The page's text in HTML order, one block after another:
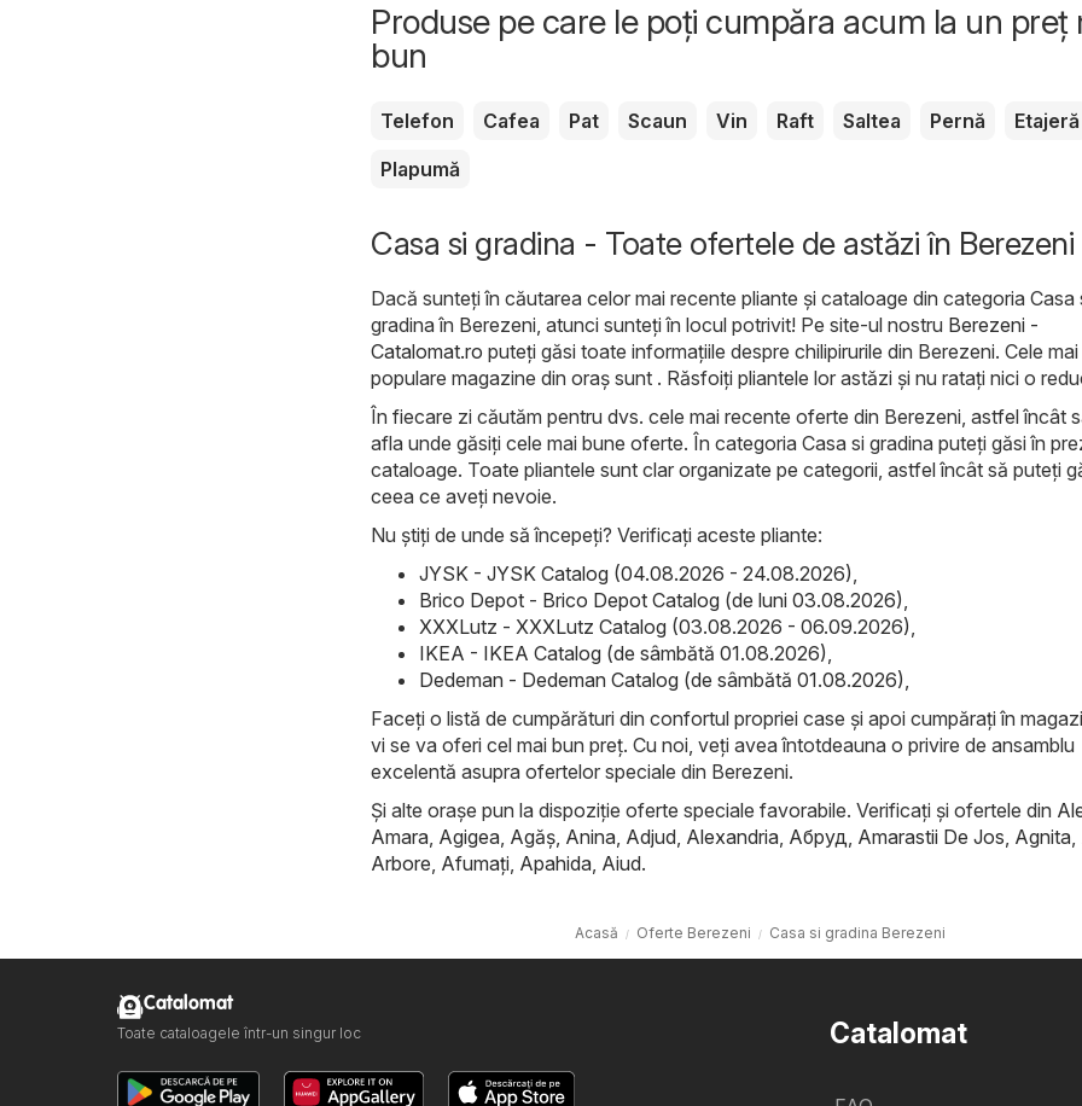
Produse pe care le poți cumpăra acum la un preț
bun
Telefon Cafea Pat Scaun Vin Raft Saltea Pernă
Etajeră
Plapumă
Casa si gradina - Toate ofertele de astăzi în Berezeni
Dacă sunteți în căutarea celor mai recente pliante și cataloage din categoria Casa
gradina în Berezeni, atunci sunteți în locul potrivit! Pe site-ul nostru Berezeni -
Catalomat.ro puteți găsi toate informațiile despre chilipirurile din Berezeni. Cele mai
populare magazine din oraș sunt . Răsfoiți pliantele lor astăzi și nu ratați nici o
În fiecare zi căutăm pentru dvs. cele mai recente oferte din Berezeni, astfel încât
afla unde găsiți cele mai bune oferte. În categoria Casa si gradina puteți găsi în
cataloage. Toate pliantele sunt clar organizate pe categorii, astfel încât să puteți
ceea ce aveți nevoie.
Nu știți de unde să începeți? Verificați aceste pliante:
JYSK - JYSK Catalog (04.08.2026 - 24.08.2026),
Brico Depot - Brico Depot Catalog (de luni 03.08.2026),
XXXLutz - XXXLutz Catalog (03.08.2026 - 06.09.2026),
IKEA - IKEA Catalog (de sâmbătă 01.08.2026),
Dedeman - Dedeman Catalog (de sâmbătă 01.08.2026),
Faceți o listă de cumpărături din confortul propriei case și apoi cumpărați în
vi se va oferi cel mai bun preț. Cu noi, veți avea întotdeauna o privire de ansamblu
excelentă asupra ofertelor speciale din Berezeni.
Și alte orașe pun la dispoziție oferte speciale favorabile. Verificați și ofertele din
Amara, Agigea, Agăş, Anina, Adjud, Alexandria, Абруд, Amarastii De Jos, Agnita,
Arbore, Afumaţi, Apahida, Aiud.
Acasă Oferte Berezeni Casa si gradina Berezeni
Catalomat
Catalomat
Toate cataloagele într-un singur loc